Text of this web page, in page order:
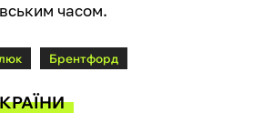
часом.
Брентфорд